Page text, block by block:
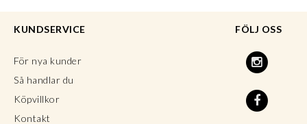
FÖLJ OSS
KUNDSERVICE
För nya kunder
Så handlar du
Köpvillkor
Kontakt